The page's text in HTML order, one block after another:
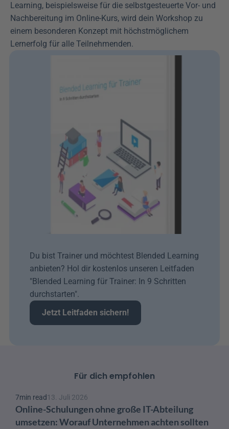
Learning, beispielsweise für die selbstgesteuerte Vor- und
Nachbereitung im Online-Kurs, wird dein Workshop zu
einem besonderen Konzept mit höchstmöglichem
Lernerfolg für alle Teilnehmenden.
Du bist Trainer und möchtest Blended Learning
anbieten? Hol dir kostenlos unseren Leitfaden
"Blended Learning für Trainer: In 9 Schritten
durchstarten".
Jetzt Leitfaden sichern!
Für dich empfohlen
7min read13. Juli 2026
Online-Schulungen ohne große IT-Abteilung
umsetzen: Worauf Unternehmen achten sollten